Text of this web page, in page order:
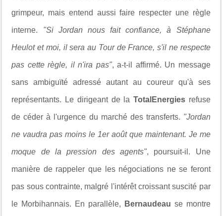
grimpeur, mais entend aussi faire respecter une règle
interne. "Si Jordan nous fait confiance, à Stéphane
Heulot et moi, il sera au Tour de France, s'il ne respecte
pas cette règle, il n'ira pas", a-t-il affirmé. Un message
sans ambiguïté adressé autant au coureur qu'à ses
représentants. Le dirigeant de la TotalEnergies refuse
de céder à l'urgence du marché des transferts. "Jordan
ne vaudra pas moins le 1er août que maintenant. Je me
moque de la pression des agents", poursuit-il. Une
manière de rappeler que les négociations ne se feront
pas sous contrainte, malgré l'intérêt croissant suscité par
le Morbihannais. En parallèle, Bernaudeau se montre